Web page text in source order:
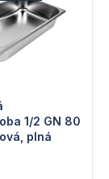
1/2 GN 80
plná